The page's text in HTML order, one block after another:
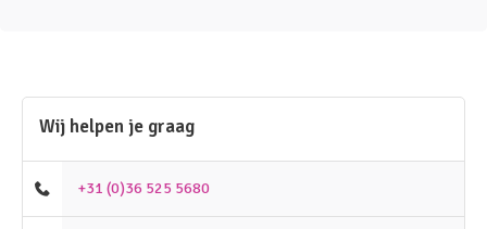
Wij helpen je graag
+31 (0)36 525 5680